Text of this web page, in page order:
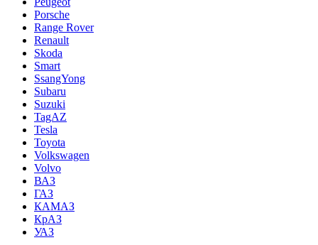
Porsche
Range Rover
Renault
Skoda
Smart
SsangYong
Subaru
Suzuki
TagAZ
Tesla
Toyota
Volkswagen
Volvo
ВАЗ
ГАЗ
КАМАЗ
КрАЗ
УАЗ